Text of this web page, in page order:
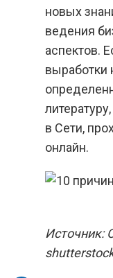
новых
ведения
аспектов.
выработки
в Сети,
онлайн.
Источник: